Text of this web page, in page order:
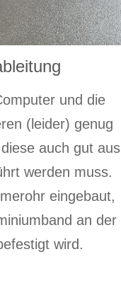
und die
(leider) genug
auch gut aus
werden muss.
eingebaut,
an der
wird.